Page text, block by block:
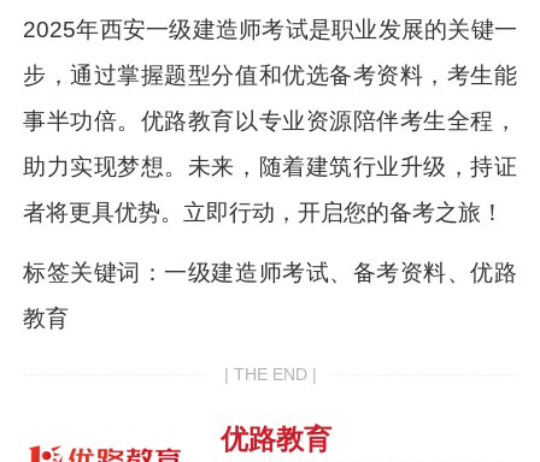
2025年西安一级建造师考试是职业发展的关键一
步，通过掌握题型分值和优选备考资料，考生能
事半功倍。优路教育以专业资源陪伴考生全程，
助力实现梦想。未来，随着建筑行业升级，持证
者将更具优势。立即行动，开启您的备考之旅！
标签关键词：一级建造师考试、备考资料、优路
教育
| THE END |
优路教育